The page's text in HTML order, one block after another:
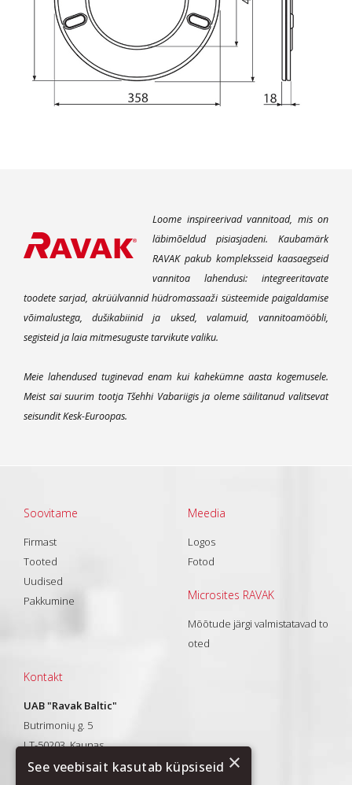
Loome inspireerivad vannitoad, mis on
läbimõeldud pisiasjadeni. Kaubamärk
RAVAK pakub kompleksseid kaasaegseid
vannitoa lahendusi: integreeritavate
toodete sarjad, akrüülvannid hüdromassaaži süsteemide paigaldamise
võimalustega, dušikabiinid ja uksed, valamuid, vannitoamööbli,
segisteid ja laia mitmesuguste tarvikute valiku.
Meie lahendused tuginevad enam kui kahekümne aasta kogemusele.
Meist sai suurim tootja Tšehhi Vabariigis ja oleme säilitanud valitsevat
seisundit Kesk-Euroopas.
Soovitame
Firmast
Tooted
Uudised
Pakkumine
Meedia
Logos
Fotod
Microsites RAVAK
Mõõtude järgi valmistatavad to
oted
Kontakt
UAB "Ravak Baltic"
Butrimonių g. 5
LT-50203, Kaunas
Tel.: +370 37 328013
×
See veebisait kasutab küpsiseid